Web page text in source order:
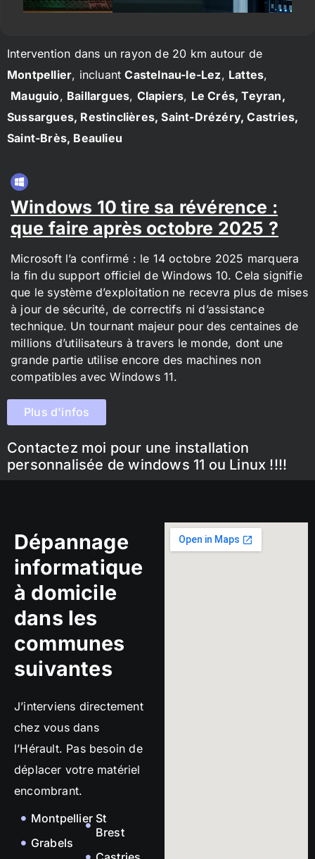
Intervention dans un rayon de 20 km autour de
Montpellier, incluantCastelnau-le-Lez, Lattes,
Mauguio, Baillargues, Clapiers, Le Crés, Teyran,
Sussargues, Restinclières, Saint-Drézéry, Castries,
Saint-Brès, Beaulieu
Windows 10 tire sa révérence :
que faire après octobre 2025 ?
Microsoft l’a confirmé : le 14 octobre 2025 marquera
la fin du support officiel de Windows 10. Cela signifie
que le système d’exploitation ne recevra plus de mises
à jour de sécurité, de correctifs ni d’assistance
technique. Un tournant majeur pour des centaines de
millions d’utilisateurs à travers le monde, dont une
grande partie utilise encore des machines non
compatibles avec Windows 11.
Plus d'infos
Contactez moi pour une installation
personnalisée de windows 11 ou Linux !!!!
Dépannage
informatique
à domicile
dans les
communes
suivantes
J’interviens directement
chez vous dans
l’Hérault. Pas besoin de
déplacer votre matériel
encombrant.
Montpellier
Grabels
St
Brest